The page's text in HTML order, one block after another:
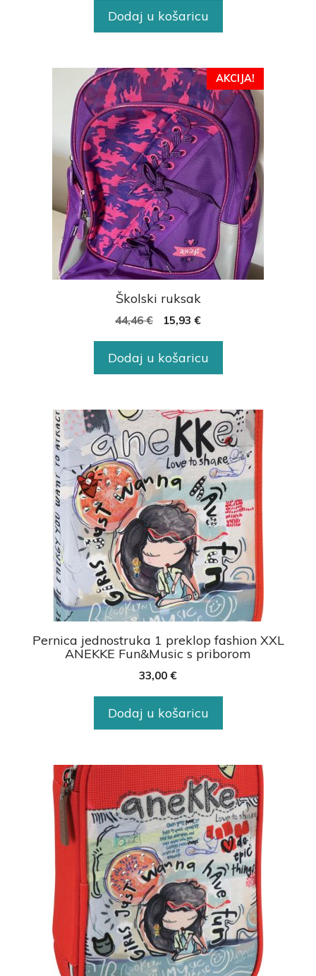
Dodaj u košaricu
AKCIJA!
Školski ruksak
44,46€ 15,93 €
Dodaj u košaricu
Pernica jednostruka 1 preklop fashion XXL
ANEKKE Fun&Music s priborom
33,00 €
Dodaj u košaricu